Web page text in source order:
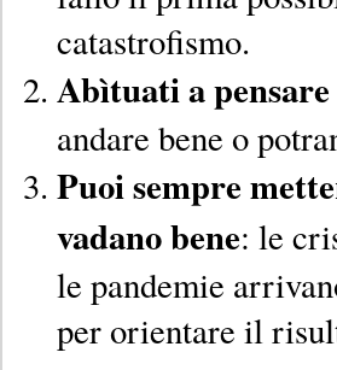
catastrofismo.
Abìtuati a
andare bene o
Puoi sempre
vadano bene: le
le pandemie
per orientare il